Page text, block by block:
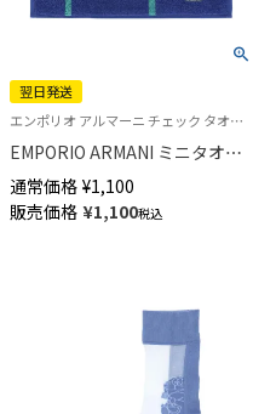
翌日発送
エンポリオ アルマーニ チェック タオル ミニタオル ハンドタオル ハンカチ ブランド プレゼント 転勤 送別
EMPORIO ARMANI ミニタオル
タッターソール柄 綿100％ メン
ズ【365日最短翌日発送】
02340024
通常価格 ¥1,100
販売価格 ¥1,100税込